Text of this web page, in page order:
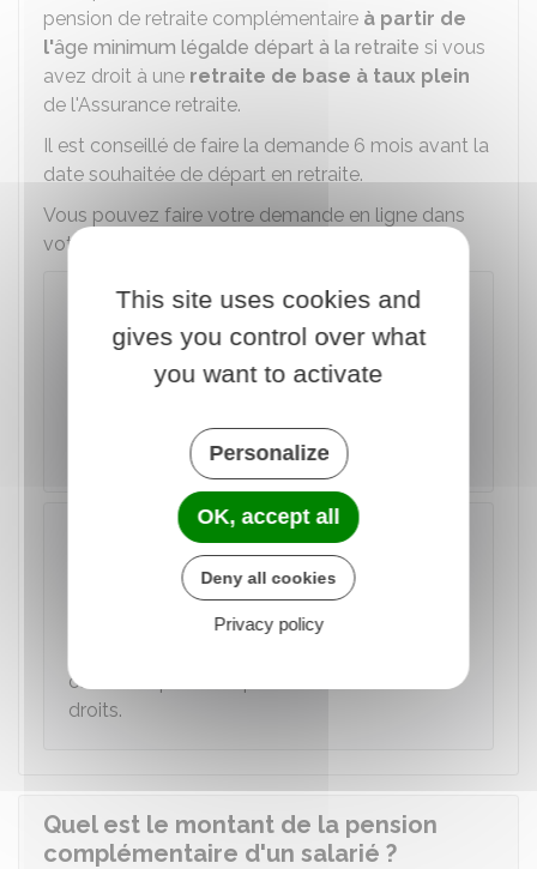
pension de retraite complémentaire à partir de
l'âge minimum légalde départ à la retraite si vous
avez droit à une retraite de base à taux plein
de l'Assurance retraite.
Il est conseillé de faire la demande 6 mois avant la
date souhaitée de départ en retraite.
Vous pouvez faire votre demande en ligne dans
votre espace personnel :
Retraite complémentaire Agirc-
Arrco : espace personnel
Accéder au service en ligne
Fédération Agirc-Arrco
Votre demande de retraite est valable pour
toutes vos caisses de retraite de base et
complémentaires. Votre demande est
caisses auprès desquelles vous avez des
droits.
Quel est le montant de la pension
complémentaire d'un salarié ?
This site uses cookies and
gives you control over what
you want to activate
Personalize
OK, accept all
Deny all cookies
Privacy policy